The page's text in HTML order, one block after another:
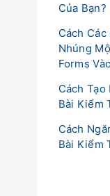
Của Bạn?
Cách
Nhúng
Forms
Cách
Bài Kiểm
Cách
Bài Kiểm